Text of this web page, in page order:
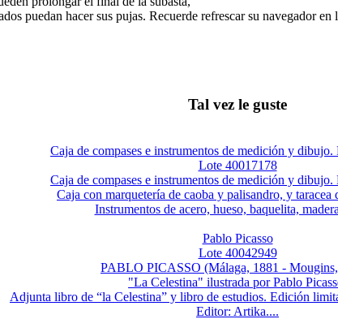
puedan hacer sus pujas. Recuerde refrescar su navegador
Tal vez le guste
Caja de compases e instrumentos de medición y dibujo.
Lote 40017178
Caja de compases e instrumentos de medición y dibujo.
Caja con marquetería de caoba y palisandro, y taracea
Instrumentos de acero, hueso, baquelita,
Pablo Picasso
Lote 40042949
PABLO PICASSO (Málaga, 1881 -
"La Celestina" ilustrada por Pablo
Adjunta libro de “la Celestina” y libro de estudios. Edición
Editor: Artika....